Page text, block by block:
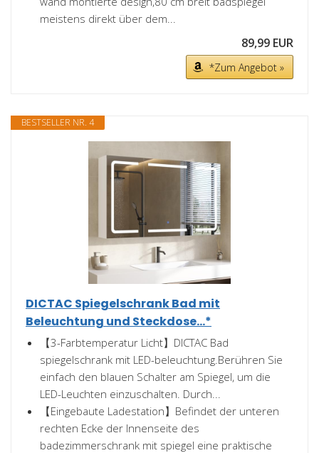
meistens direkt über dem...
89,99 EUR
*Zum Angebot »
BESTSELLER NR. 4
DICTAC Spiegelschrank Bad mit
Beleuchtung und Steckdose...*
【3-Farbtemperatur Licht】DICTAC Bad
spiegelschrank mit LED-beleuchtung.Berühren Sie
einfach den blauen Schalter am Spiegel, um die
LED-Leuchten einzuschalten. Durch...
【Eingebaute Ladestation】Befindet der unteren
rechten Ecke der Innenseite des
badezimmerschrank mit spiegel eine praktische